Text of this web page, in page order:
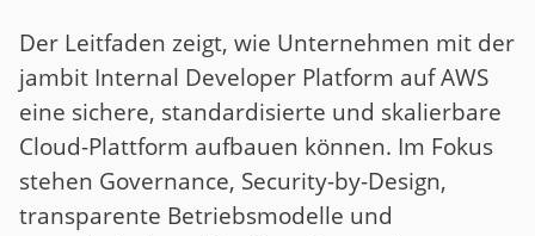
Der Leitfaden zeigt, wie Unternehmen mit der
jambit Internal Developer Platform auf AWS
eine sichere, standardisierte und skalierbare
Cloud-Plattform aufbauen können. Im Fokus
stehen Governance, Security-by-Design,
transparente Betriebsmodelle und